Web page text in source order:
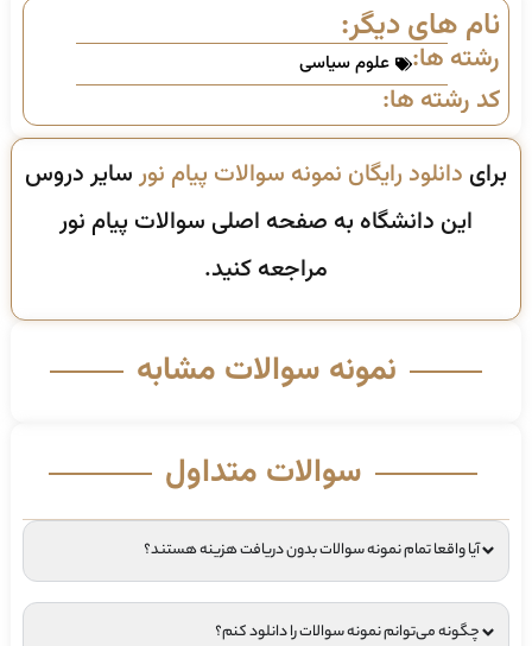
نام های دیگر:
رشته ها: علوم سیاسی
کد رشته ها:
برای دانلود رایگان نمونه سوالات پیام نورسایر دروس
این دانشگاه به صفحه اصلی سوالات پیام نور
مراجعه کنید.
نمونه سوالات مشابه
سوالات متداول
آیا واقعا تمام نمونه سوالات بدون دریافت هزینه هستند؟
چگونه می‌توانم نمونه سوالات را دانلود کنم؟